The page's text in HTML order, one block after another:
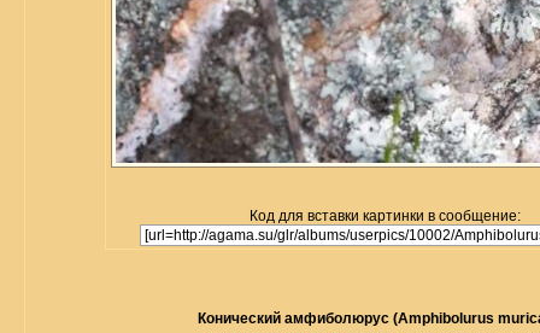
Код для вставки картинки в сообщение:
Конический амфиболюрус (Amphibolurus